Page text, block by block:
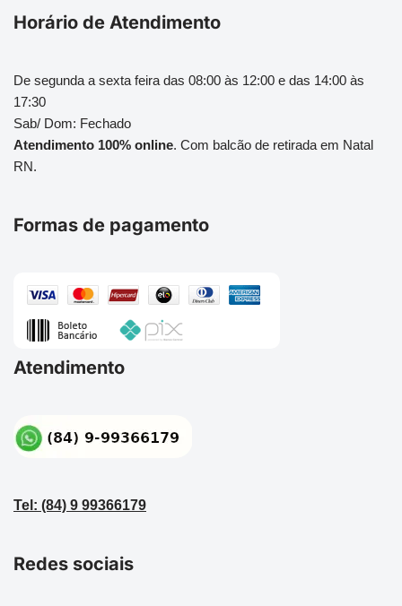
Horário de Atendimento
De segunda a sexta feira das 08:00 às 12:00 e das 14:00 às
17:30
Sab/ Dom: Fechado
Atendimento 100% online. Com balcão de retirada em Natal
RN.
Formas de pagamento
Atendimento
Tel: (84) 9 99366179
Redes sociais